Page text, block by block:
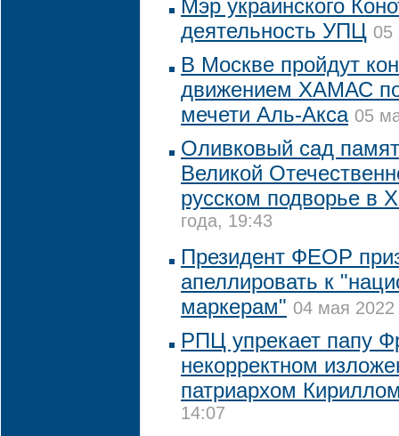
Мэр украинского
деятельность УПЦ 05
В Москве пройдут
движением ХАМАС по
мечети Аль-Акса 05
Оливковый сад
Великой
русском подворье в
года, 19:43
Президент ФЕОР
апеллировать к
маркерам" 04 мая 2022
РПЦ упрекает папу
некорректном
патриархом
14:07